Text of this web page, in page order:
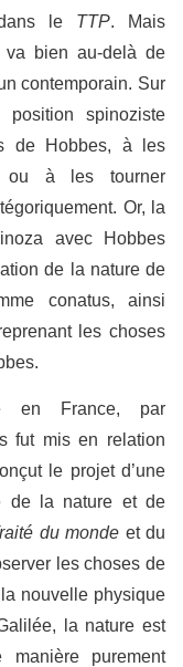
le TTP. Mais
va bien au-delà de
contemporain. Sur
spinoziste
de Hobbes, à les
ou à les tourner
Or, la
avec Hobbes
de la nature de
conatus, ainsi
les choses
en France, par
fut mis en relation
le projet d’une
de la nature et de
du monde et du
les choses de
nouvelle physique
la nature est
manière purement